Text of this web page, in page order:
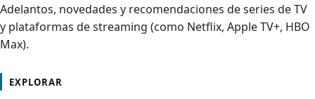
Adelantos, novedades y recomendaciones de series de TV
y plataformas de streaming (como Netflix, Apple TV+, HBO
Max).
EXPLORAR